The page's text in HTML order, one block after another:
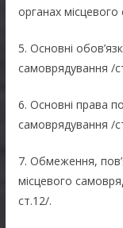
органах
5. Основні
самоврядування /
6. Основні права
самоврядування /
7. Обмеження,
місцевого
ст.12/.